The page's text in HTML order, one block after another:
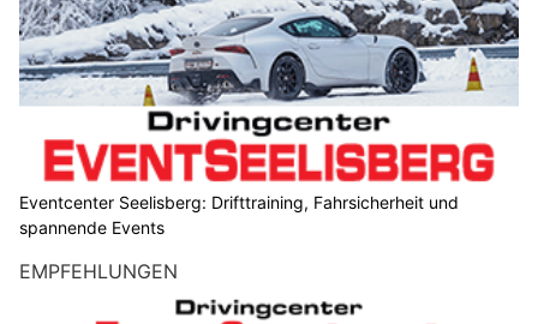
Eventcenter Seelisberg: Drifttraining, Fahrsicherheit und
spannende Events
EMPFEHLUNGEN